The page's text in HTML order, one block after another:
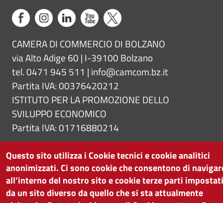
CAMERA DI COMMERCIO DI BOLZANO
via Alto Adige 60 | I-39100 Bolzano
tel. 0471 945 511 | info@camcom.bz.it
Partita IVA: 00376420212
ISTITUTO PER LA PROMOZIONE DELLO
SVILUPPO ECONOMICO
Partita IVA: 01716880214
Questo sito utilizza i Cookie tecnici e cookie analitici
anonimizzati. Ci sono cookie che consentono di
all’interno del nostro sito e cookie terze parti
da un sito diverso da quello che si sta attualmente